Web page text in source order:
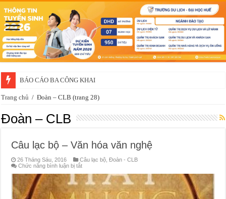
BÁO CÁO BA CÔNG KHAI
Trang chủ / Đoàn – CLB (trang 28)
Đoàn – CLB
Câu lạc bộ – Văn hóa văn nghệ
26 Tháng Sáu, 2016 Câu lạc bộ ,Đoàn - CLB
Chức năng bình luận bị tắtở
bộ
Văn